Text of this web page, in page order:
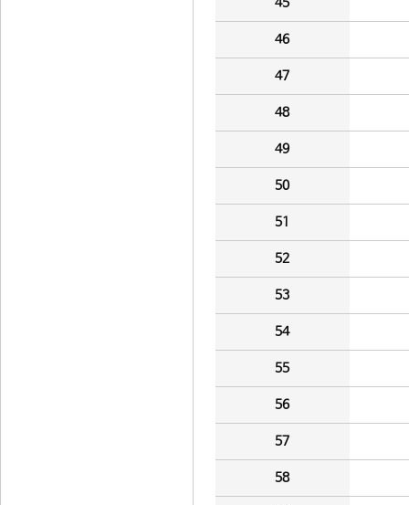
46
47
48
49
50
51
52
53
54
55
56
57
58